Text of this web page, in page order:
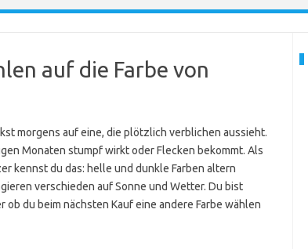
auf die Farbe von
morgens auf eine, die plötzlich verblichen aussieht.
Monaten stumpf wirkt oder Flecken bekommt. Als
kennst du das: helle und dunkle Farben altern
verschieden auf Sonne und Wetter. Du bist
du beim nächsten Kauf eine andere Farbe wählen